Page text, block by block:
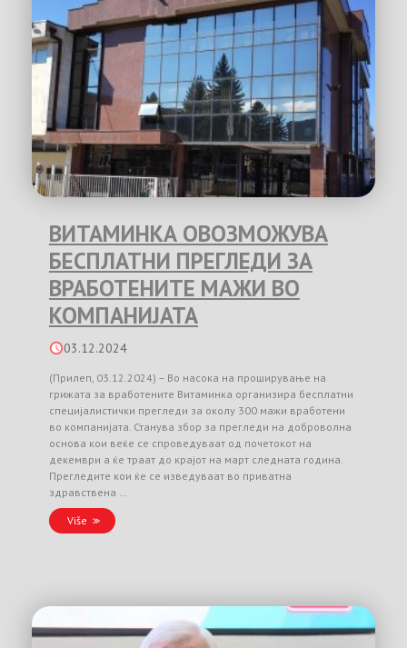
ВИТАМИНКА ОВОЗМОЖУВА
БЕСПЛАТНИ ПРЕГЛЕДИ ЗА
ВРАБОТЕНИТЕ МАЖИ ВО
КОМПАНИЈАТА
03.12.2024
(Прилеп, 03.12.2024) – Во насока на проширување на
грижата за вработените Витаминка организира бесплатни
специјалистички прегледи за околу 300 мажи вработени
во компанијата. Станува збор за прегледи на доброволна
основа кои веќе се спроведуваат од почетокот на
декември а ќе траат до крајот на март следната година.
Прегледите кои ќе се изведуваат во приватна
здравствена …
Više